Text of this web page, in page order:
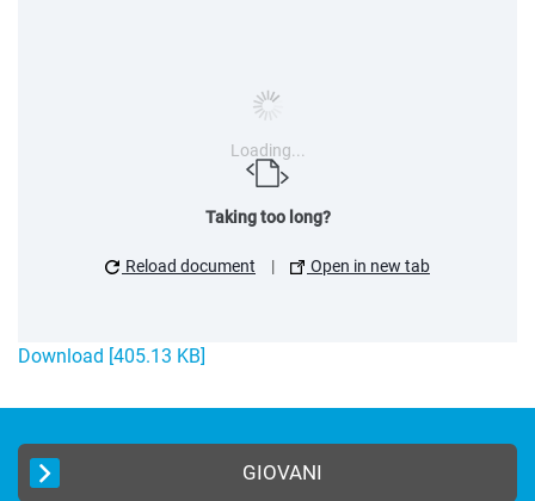
Loading...
Taking too long?
Reload document | Open in new tab
Download [405.13 KB]
GIOVANI